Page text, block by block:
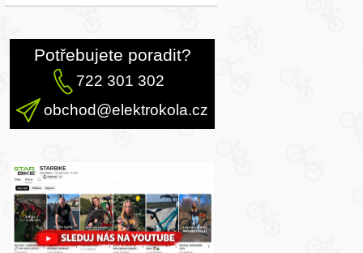
Potřebujete poradit?
722 301 302
obchod@elektrokola.cz